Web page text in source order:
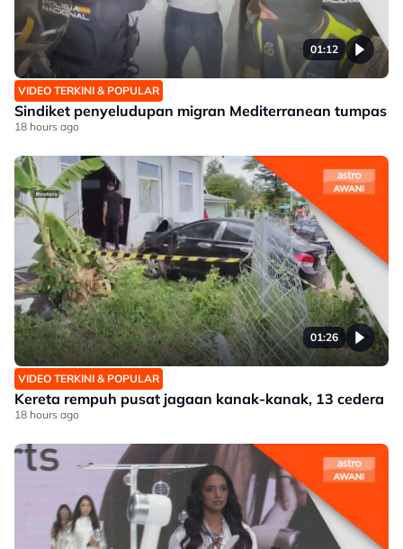
01:12
VIDEO TERKINI & POPULAR
Sindiket penyeludupan migran Mediterranean tumpas
18 hours ago
01:26
VIDEO TERKINI & POPULAR
Kereta rempuh pusat jagaan kanak-kanak, 13 cedera
18 hours ago